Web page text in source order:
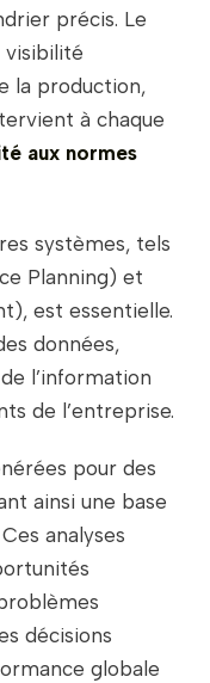
précis. Le
visibilité
la production,
à chaque
aux normes
systèmes, tels
Planning) et
est essentielle.
données,
l’information
de l’entreprise.
pour des
ainsi une base
analyses
décisions
globale